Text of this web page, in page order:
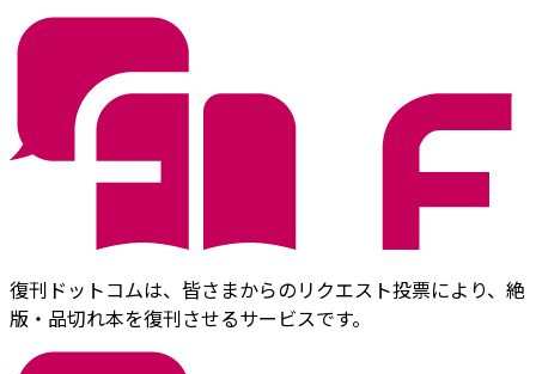
復刊ドットコムは、皆さまからのリクエスト投票により、絶
版・品切れ本を復刊させるサービスです。